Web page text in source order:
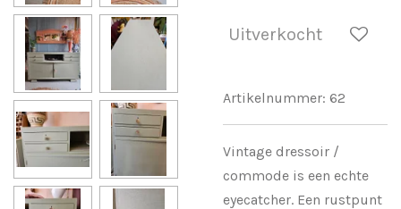
Uitverkocht
Artikelnummer: 62
Vintage dressoir /
commode is een echte
eyecatcher. Een rustpunt